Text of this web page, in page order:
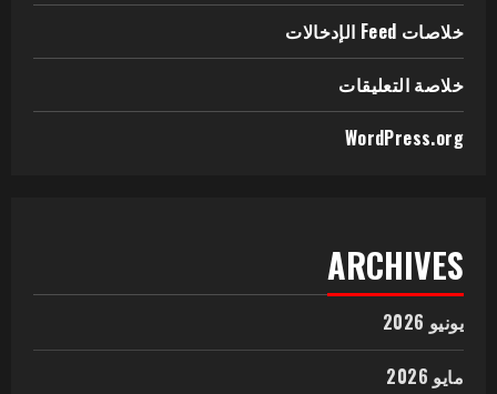
خلاصات Feed الإدخالات
خلاصة التعليقات
WordPress.org
ARCHIVES
يونيو 2026
مايو 2026